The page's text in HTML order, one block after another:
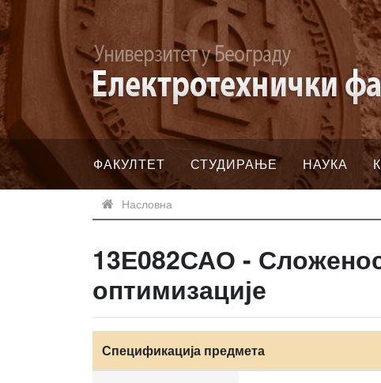
ФАКУЛТЕТ СТУДИРАЊЕ НАУКА
Насловна
13Е082САО -
оптимизације
Спецификација предмета